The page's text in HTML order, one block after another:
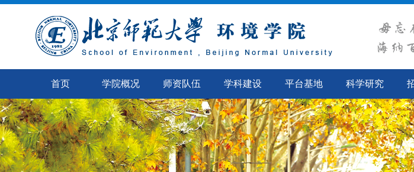
首页 学院概况 师资队伍 学科建设 平台基地 科学研究